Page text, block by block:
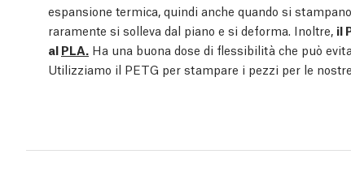
espansione termica, quindi anche quando si
raramente si solleva dal piano e si deforma. Inoltre, il
al PLA. Ha una buona dose di flessibilità che può
Utilizziamo il PETG per stampare i pezzi per le